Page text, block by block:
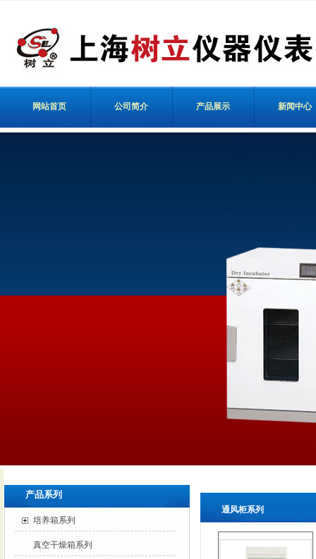
网站首页 公司简介 产品展示 新闻中心
通风柜系列
产品系列
培养箱系列
真空干燥箱系列